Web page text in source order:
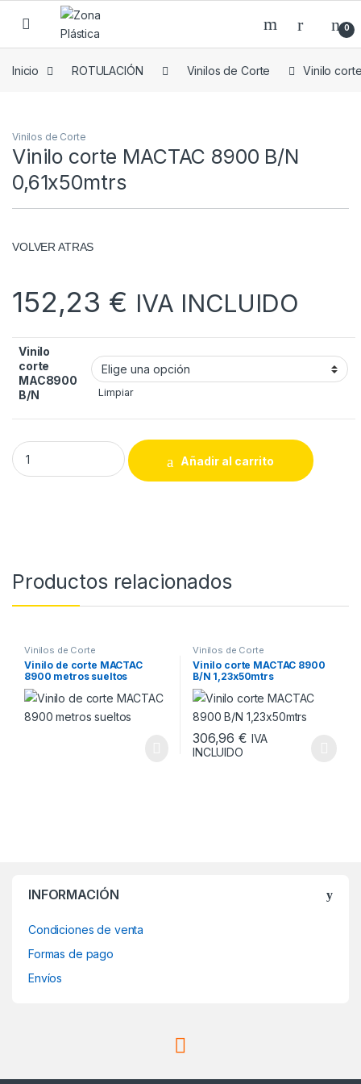
Skip to navigation
Skip to content
0
Inicio ROTULACIÓN Vinilos de Corte Vinilo
Vinilos de Corte
Vinilo corte MACTAC 8900 B/N
0,61x50mtrs
VOLVER ATRAS
152,23 € IVA INCLUIDO
Vinilo
corte
MAC8900
B/N
Limpiar
Vinilo corte MACTAC 8900 B/N 0,61x50mtrs quantity
Añadir al carrito
Productos relacionados
Vinilos de Corte
Vinilo de corte MACTAC
8900 metros sueltos
Vinilos de Corte
Vinilo corte MACTAC 8900
B/N 1,23x50mtrs
306,96€ IVA
INCLUIDO
Este producto tiene múltiples
INFORMACIÓN
Condiciones de venta
Formas de pago
Envíos